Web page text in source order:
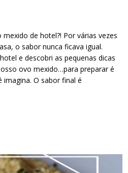
de hotel?! Por várias vezes
o sabor nunca ficava igual.
e descobri as pequenas dicas
ovo mexido…para preparar é
O sabor final é